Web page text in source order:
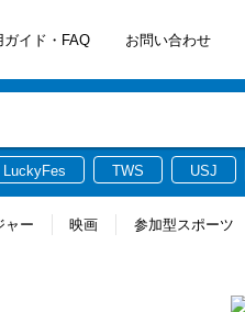
ガイド・FAQ お問い合わせ
LuckyFes TWS USJ
ャー 映画 参加型スポーツ